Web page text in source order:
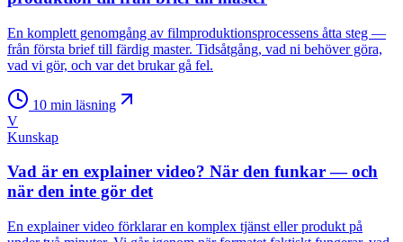
En komplett genomgång av filmproduktionsprocessens åtta steg —
från första brief till färdig master. Tidsåtgång, vad ni behöver göra,
vad vi gör, och var det brukar gå fel.
10 min läsning
V
Kunskap
Vad är en explainer video? När den funkar — och
när den inte gör det
En explainer video förklarar en komplex tjänst eller produkt på